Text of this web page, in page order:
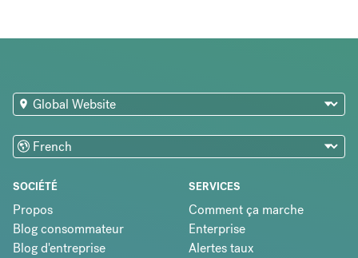
SOCIÉTÉ
Propos
Blog consommateur
Blog d'entreprise
SERVICES
Comment ça marche
Enterprise
Alertes taux